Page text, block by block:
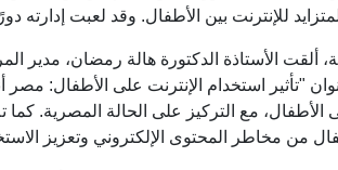
للإنترنت بين الأطفال. وقد لعبت إدارته
ألقت الأستاذة الدكتورة هالة رمضان، مدير
"تأثير استخدام الإنترنت على الأطفال: مصر
الأطفال، مع التركيز على الحالة المصرية.
من مخاطر المحتوى الإلكتروني وتعزيز